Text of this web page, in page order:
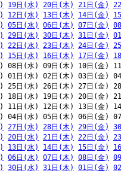
19日(水) 20日(木) 21日(金)
12日(水) 13日(木) 14日(金)
05日(水) 06日(木) 07日(金)
29日(水) 30日(木) 31日(金)
22日(水) 23日(木) 24日(金)
15日(水) 16日(木) 17日(金)
) 08日(水) 09日(木) 10日(金)
) 01日(水) 02日(木) 03日(金)
) 25日(水) 26日(木) 27日(金)
) 18日(水) 19日(木) 20日(金)
) 11日(水) 12日(木) 13日(金)
) 04日(水) 05日(木) 06日(金)
27日(水) 28日(木) 29日(金)
20日(水) 21日(木) 22日(金)
13日(水) 14日(木) 15日(金)
06日(水) 07日(木) 08日(金)
30日(水) 31日(木) 01日(金)